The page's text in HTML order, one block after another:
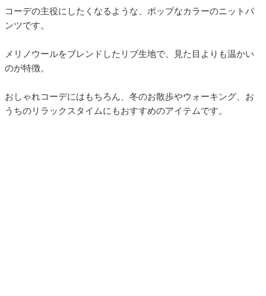
コーデの主役にしたくなるような、ポップなカラーのニットパ
ンツです。
メリノウールをブレンドしたリブ生地で、見た目よりも温かい
のが特徴。
おしゃれコーデにはもちろん、冬のお散歩やウォーキング、お
うちのリラックスタイムにもおすすめのアイテムです。